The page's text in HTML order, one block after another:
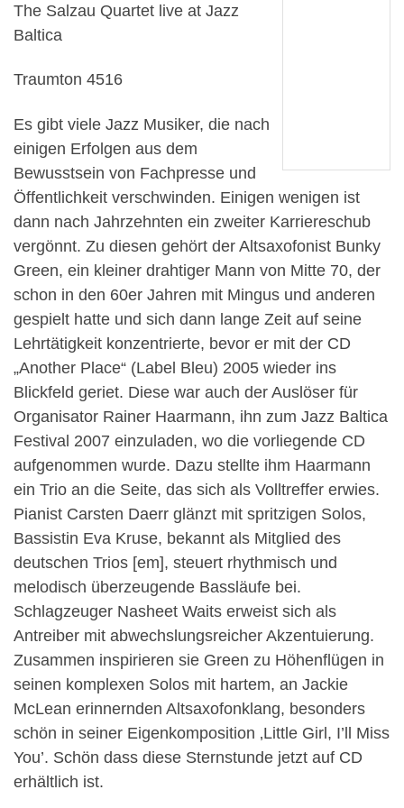
The Salzau Quartet live at Jazz
Baltica
Traumton 4516
Es gibt viele Jazz Musiker, die nach
einigen Erfolgen aus dem
Bewusstsein von Fachpresse und
Öffentlichkeit verschwinden. Einigen wenigen ist
dann nach Jahrzehnten ein zweiter Karriereschub
vergönnt. Zu diesen gehört der Altsaxofonist Bunky
Green, ein kleiner drahtiger Mann von Mitte 70, der
schon in den 60er Jahren mit Mingus und anderen
gespielt hatte und sich dann lange Zeit auf seine
Lehrtätigkeit konzentrierte, bevor er mit der CD
„Another Place“ (Label Bleu) 2005 wieder ins
Blickfeld geriet. Diese war auch der Auslöser für
Organisator Rainer Haarmann, ihn zum Jazz Baltica
Festival 2007 einzuladen, wo die vorliegende CD
aufgenommen wurde. Dazu stellte ihm Haarmann
ein Trio an die Seite, das sich als Volltreffer erwies.
Pianist Carsten Daerr glänzt mit spritzigen Solos,
Bassistin Eva Kruse, bekannt als Mitglied des
deutschen Trios [em], steuert rhythmisch und
melodisch überzeugende Bassläufe bei.
Schlagzeuger Nasheet Waits erweist sich als
Antreiber mit abwechslungsreicher Akzentuierung.
Zusammen inspirieren sie Green zu Höhenflügen in
seinen komplexen Solos mit hartem, an Jackie
McLean erinnernden Altsaxofonklang, besonders
schön in seiner Eigenkomposition ‚Little Girl, I’ll Miss
You’. Schön dass diese Sternstunde jetzt auf CD
erhältlich ist.